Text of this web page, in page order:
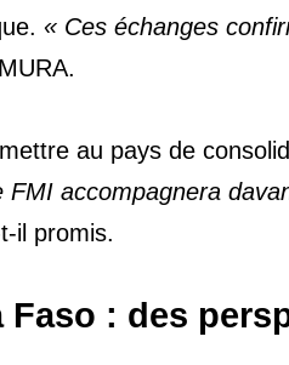
« Ces échanges
au pays de
FMI accompagnera
il promis.
Faso : des